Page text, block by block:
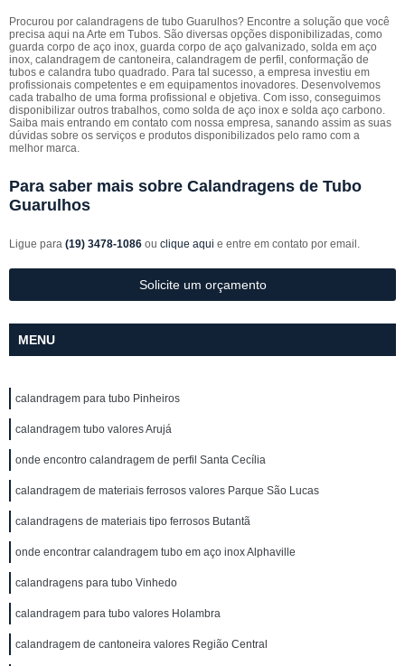
Procurou por calandragens de tubo Guarulhos? Encontre a solução que você
precisa aqui na Arte em Tubos. São diversas opções disponibilizadas, como
guarda corpo de aço inox, guarda corpo de aço galvanizado, solda em aço
inox, calandragem de cantoneira, calandragem de perfil, conformação de
tubos e calandra tubo quadrado. Para tal sucesso, a empresa investiu em
profissionais competentes e em equipamentos inovadores. Desenvolvemos
cada trabalho de uma forma profissional e objetiva. Com isso, conseguimos
disponibilizar outros trabalhos, como solda de aço inox e solda aço carbono.
Saiba mais entrando em contato com nossa empresa, sanando assim as suas
dúvidas sobre os serviços e produtos disponibilizados pelo ramo com a
melhor marca.
Para saber mais sobre Calandragens de Tubo
Guarulhos
Ligue para (19) 3478-1086 ou clique aqui e entre em contato por email.
Solicite um orçamento
MENU
calandragem para tubo Pinheiros
calandragem tubo valores Arujá
onde encontro calandragem de perfil Santa Cecília
calandragem de materiais ferrosos valores Parque São Lucas
calandragens de materiais tipo ferrosos Butantã
onde encontrar calandragem tubo em aço inox Alphaville
calandragens para tubo Vinhedo
calandragem para tubo valores Holambra
calandragem de cantoneira valores Região Central